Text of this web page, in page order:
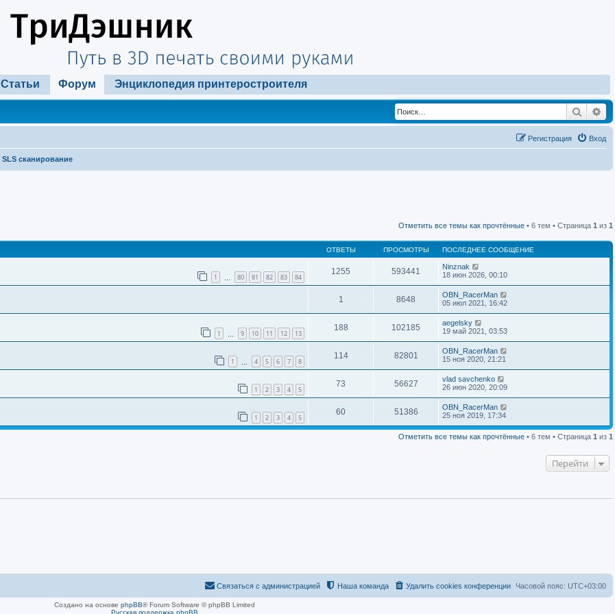
Статьи Форум Энциклопедия принтеростроителя
Поиск
Вход
Регистрация
SLS сканирование
Отметить все темы как прочтённые • 6 тем • Страница 1 из 1
ОТВЕТЫ ПРОСМОТРЫ ПОСЛЕДНЕЕ СООБЩЕНИЕ
1 80 81 82 83 84
1255 593441
Ninznak
18 июн 2026, 00:10
1 8648
OBN_RacerMan
05 июл 2021, 16:42
1 9 10 11 12 13
188 102185
aegelsky
19 май 2021, 03:53
1 4 5 6 7 8
114 82801
OBN_RacerMan
15 ноя 2020, 21:21
1 2 3 4 5
73 56627
vlad savchenko
26 июн 2020, 20:09
1 2 3 4 5
60 51386
OBN_RacerMan
25 ноя 2019, 17:34
Отметить все темы как прочтённые • 6 тем • Страница 1 из 1
Перейти
Часовой пояс: UTC+03:00
Удалить cookies конференции
Наша команда
Связаться с администрацией
Создано на основе phpBB® Forum Software © phpBB Limited
Русская поддержка phpBB